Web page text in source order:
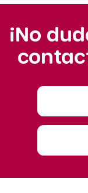
¡No